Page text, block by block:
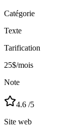
Catégorie
Texte
Tarification
25$/mois
Note
4.6 /5
Site web